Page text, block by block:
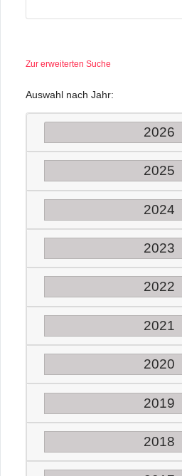
Zur erweiterten Suche
Auswahl nach Jahr:
2026
2025
2024
2023
2022
2021
2020
2019
2018